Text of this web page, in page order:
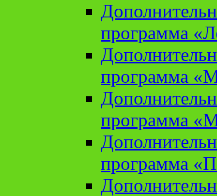
программа
программа
программа
программа